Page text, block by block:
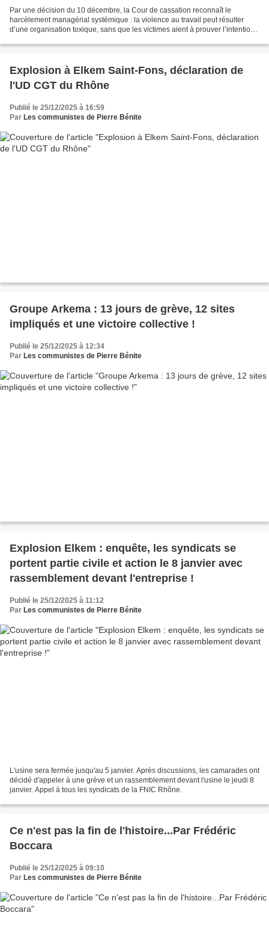
Par une décision du 10 décembre, la Cour de cassation reconnaît le
harcèlement managérial systémique : la violence au travail peut résulter
d’une organisation toxique, sans que les victimes aient à prouver l’intention
Explosion à Elkem Saint-Fons, déclaration de
l'UD CGT du Rhône
Publié le 25/12/2025 à 16:59
Par Les communistes de Pierre Bénite
Groupe Arkema : 13 jours de grève, 12 sites
impliqués et une victoire collective !
Publié le 25/12/2025 à 12:34
Par Les communistes de Pierre Bénite
Explosion Elkem : enquête, les syndicats se
portent partie civile et action le 8 janvier avec
rassemblement devant l'entreprise !
Publié le 25/12/2025 à 11:12
Par Les communistes de Pierre Bénite
L'usine sera fermée jusqu'au 5 janvier. Après discussions, les camarades ont
décidé d'appeler à une grève et un rassemblement devant l'usine le jeudi 8
janvier. Appel à tous les syndicats de la FNIC Rhône.
Ce n'est pas la fin de l'histoire...Par Frédéric
Boccara
Publié le 25/12/2025 à 09:10
Par Les communistes de Pierre Bénite